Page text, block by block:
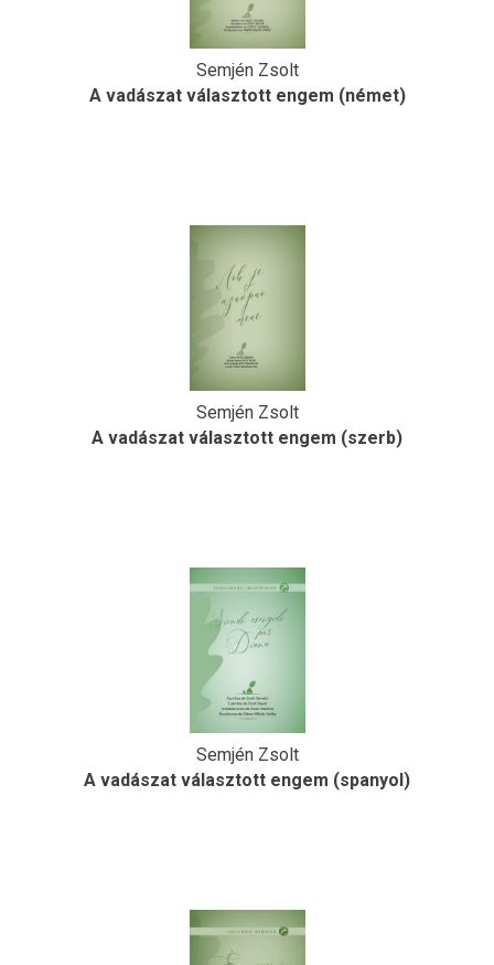
Semjén Zsolt
A vadászat választott engem (német)
Semjén Zsolt
A vadászat választott engem (szerb)
Semjén Zsolt
A vadászat választott engem (spanyol)